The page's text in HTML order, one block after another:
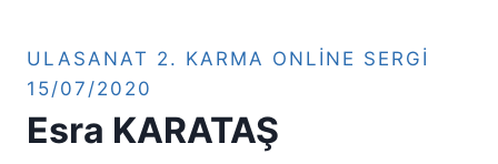
ULASANAT 2. KARMA ONLINE SERGI
15/07/2020
Esra KARATAŞ